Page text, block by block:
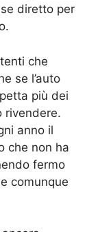
diretto per
che
se l’auto
più dei
rivendere.
anno il
che non ha
fermo
comunque